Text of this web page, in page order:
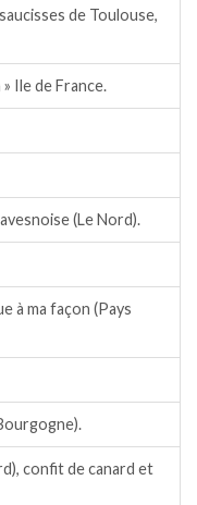
de Toulouse,
Ile de France.
(Le Nord).
à ma façon (Pays
confit de canard et